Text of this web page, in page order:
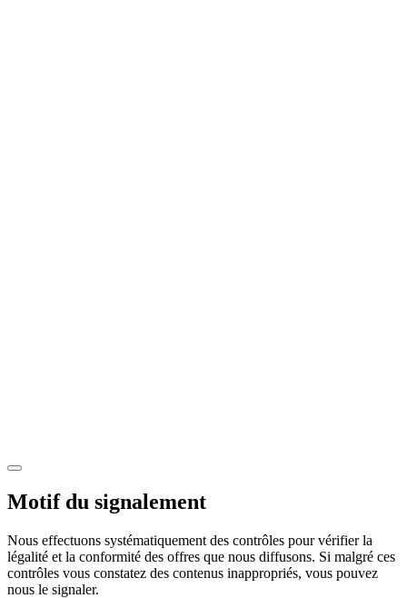
Motif du signalement
Nous effectuons systématiquement des contrôles pour vérifier la
légalité et la conformité des offres que nous diffusons. Si malgré ces
contrôles vous constatez des contenus inappropriés, vous pouvez
nous le signaler.